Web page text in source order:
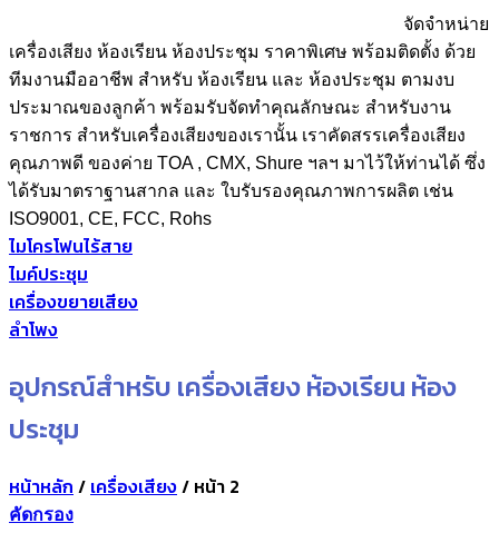
จัดจำหน่าย
เครื่องเสียง ห้องเรียน ห้องประชุม ราคาพิเศษ พร้อมติดตั้ง ด้วย
ทีมงานมืออาชีพ สำหรับ ห้องเรียน และ ห้องประชุม ตามงบ
ประมาณของลูกค้า พร้อมรับจัดทำคุณลักษณะ สำหรับงาน
ราชการ สำหรับเครื่องเสียงของเรานั้น เราคัดสรรเครื่องเสียง
คุณภาพดี ของค่าย TOA , CMX, Shure ฯลฯ มาไว้ให้ท่านได้ ซึ่ง
ได้รับมาตราฐานสากล และ ใบรับรองคุณภาพการผลิต เช่น
ISO9001, CE, FCC, Rohs
ไมโครโฟนไร้สาย
ไมค์ประชุม
เครื่องขยายเสียง
ลำโพง
อุปกรณ์สำหรับ เครื่องเสียง ห้องเรียน ห้อง
ประชุม
หน้าหลัก / เครื่องเสียง/ หน้า 2
คัดกรอง